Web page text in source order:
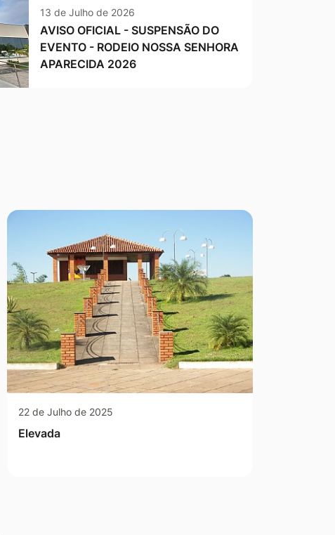
13 de Julho de 2026
AVISO OFICIAL - SUSPENSÃO DO
EVENTO - RODEIO NOSSA SENHORA
APARECIDA 2026
22 de Julho de 2025
Elevada